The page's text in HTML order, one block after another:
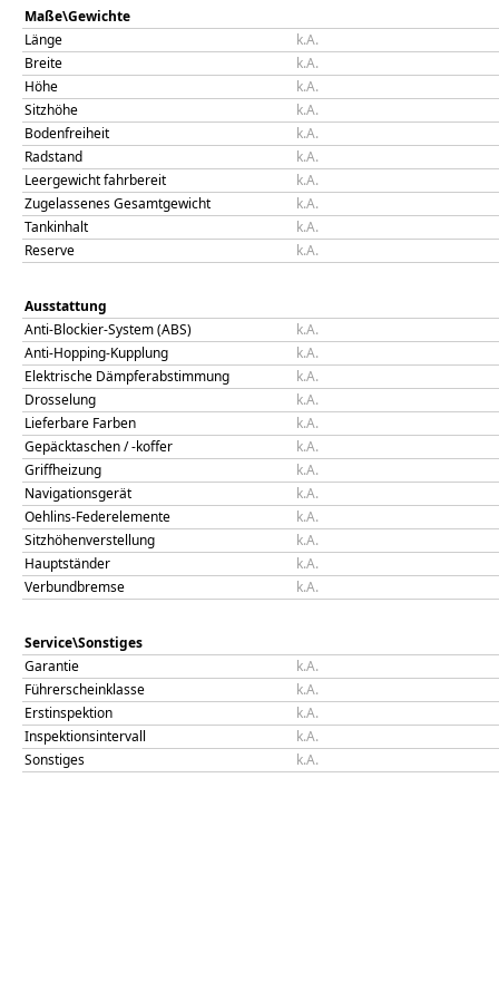
Maße\Gewichte
Länge
k.A.
Breite
k.A.
Höhe
k.A.
Sitzhöhe
k.A.
Bodenfreiheit
k.A.
Radstand
k.A.
Leergewicht fahrbereit
k.A.
Zugelassenes Gesamtgewicht
k.A.
Tankinhalt
k.A.
Reserve
k.A.
Ausstattung
Anti-Blockier-System (ABS)
k.A.
Anti-Hopping-Kupplung
k.A.
Elektrische Dämpferabstimmung
k.A.
Drosselung
k.A.
Lieferbare Farben
k.A.
Gepäcktaschen / -koffer
k.A.
Griffheizung
k.A.
Navigationsgerät
k.A.
Oehlins-Federelemente
k.A.
Sitzhöhenverstellung
k.A.
Hauptständer
k.A.
Verbundbremse
k.A.
Service\Sonstiges
Garantie
k.A.
Führerscheinklasse
k.A.
Erstinspektion
k.A.
Inspektionsintervall
k.A.
Sonstiges
k.A.